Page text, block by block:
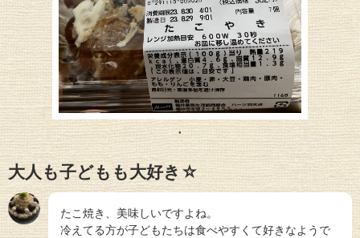
大人も子どもも大好き☆
たこ焼き、美味しいですよね。
冷えてる方が子どもたちは食べやすくて好きなようで